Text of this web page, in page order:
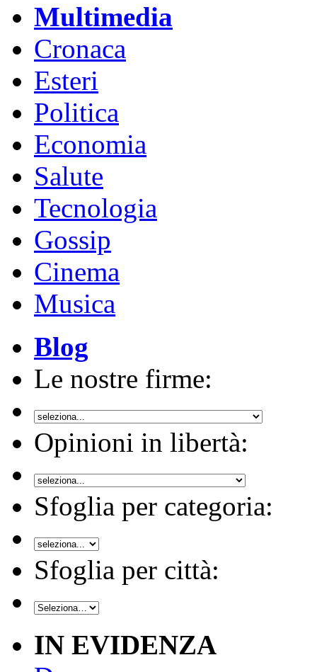
Multimedia
Cronaca
Esteri
Politica
Economia
Salute
Tecnologia
Gossip
Cinema
Musica
Blog
Le nostre firme:
Opinioni in libertà:
Sfoglia per categoria:
Sfoglia per città:
IN EVIDENZA